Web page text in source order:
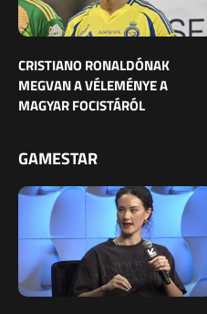
CRISTIANO RONALDÓNAK
MEGVAN A VÉLEMÉNYE A
MAGYAR FOCISTÁRÓL
GAMESTAR